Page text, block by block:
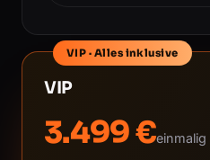
VIP · Alles inklusive
VIP
3.499 €einmalig